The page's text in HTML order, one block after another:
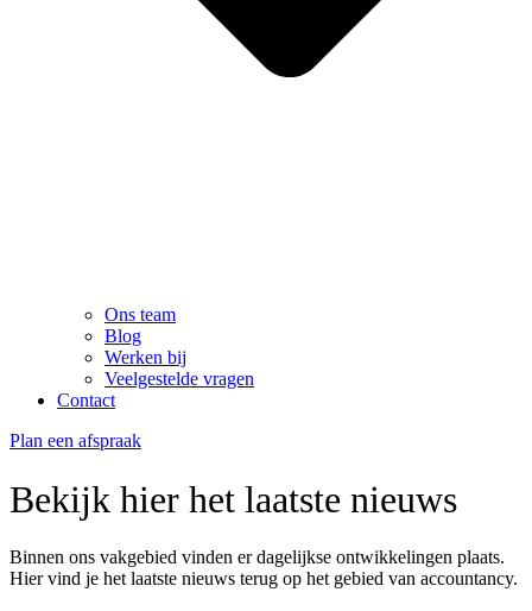
Ons team
Blog
Werken bij
Veelgestelde vragen
Contact
Plan een afspraak
Bekijk hier het laatste nieuws
Binnen ons vakgebied vinden er dagelijkse ontwikkelingen plaats.
Hier vind je het laatste nieuws terug op het gebied van accountancy.